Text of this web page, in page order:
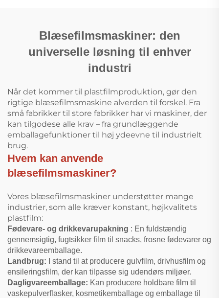
Blæsefilmsmaskiner: den
universelle løsning til enhver
industri
Når det kommer til plastfilmproduktion, gør den
rigtige blæsefilmsmaskine alverden til forskel. Fra
små fabrikker til store fabrikker har vi maskiner, der
kan tilgodese alle krav – fra grundlæggende
emballagefunktioner til høj ydeevne til industrielt
brug.
Hvem kan anvende
blæsefilmsmaskiner?
Vores blæsefilmsmaskiner understøtter mange
industrier, som alle kræver konstant, højkvalitets
plastfilm:
Fødevare- og drikkevarupakning : En fuldstændig
gennemsigtig, fugtsikker film til snacks, frosne fødevarer og
drikkevareemballage.
Landbrug:
I stand til at producere gulvfilm, drivhusfilm og
ensileringsfilm, der kan tilpasse sig udendørs miljøer.
Dagligvareemballage: Kan producere holdbare film til
vaskepulverflasker, kosmetikemballage og emballage til